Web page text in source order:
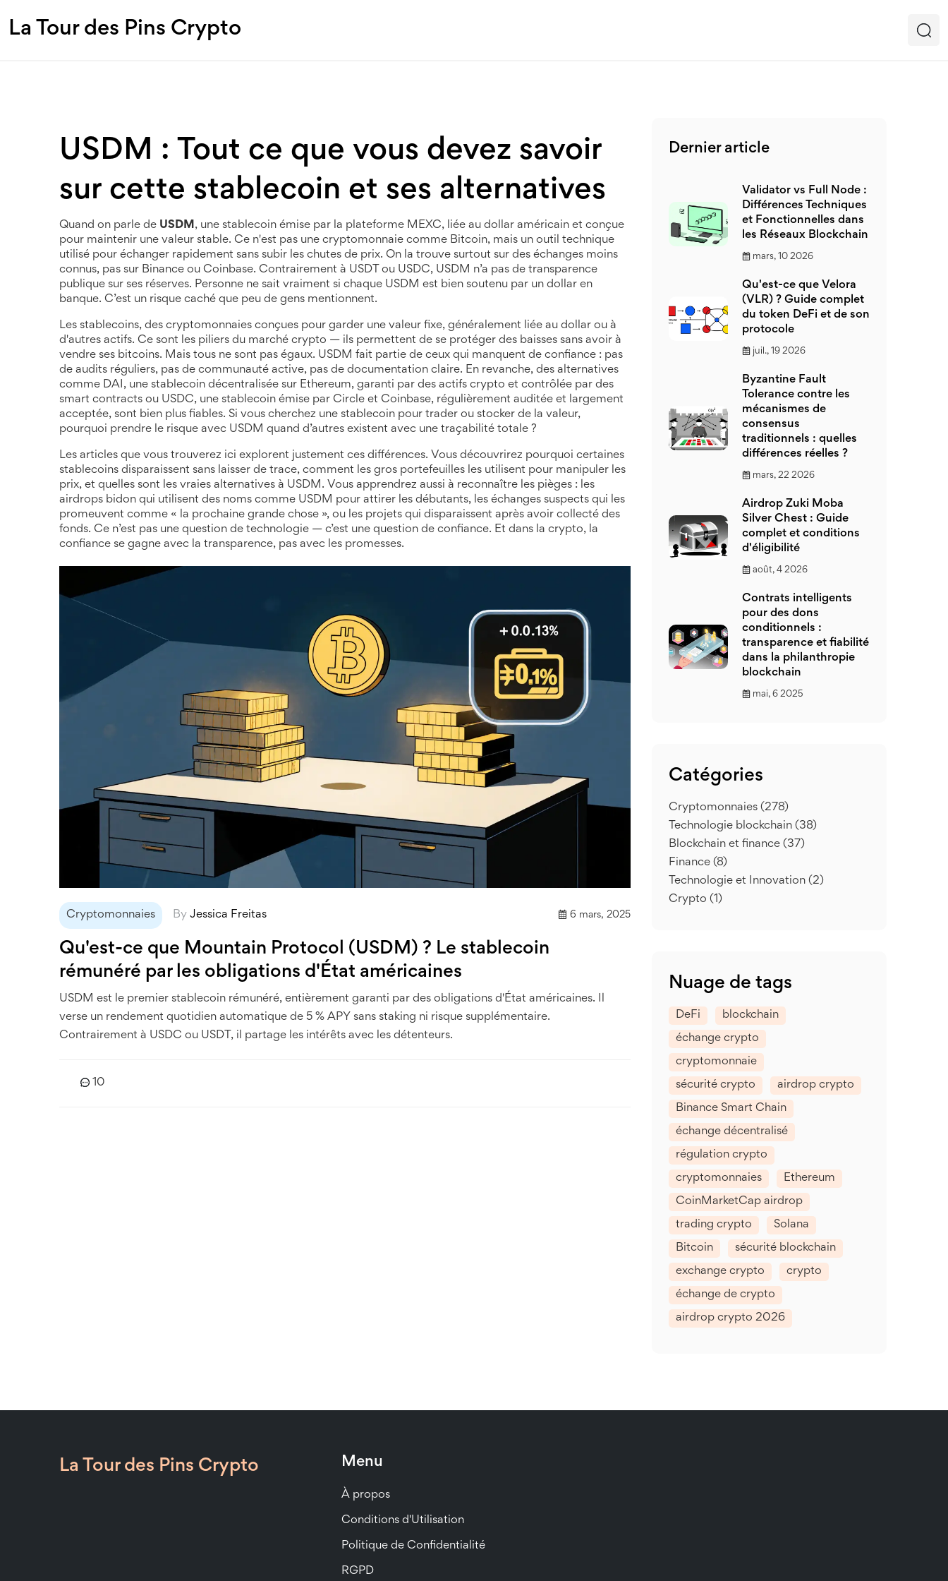
La Tour des Pins Crypto
USDM : Tout ce que vous devez savoir
sur cette stablecoin et ses alternatives
Quand on parle de USDM, une stablecoin émise par la plateforme MEXC, liée au dollar américain et conçue
pour maintenir une valeur stable. Ce n'est pas une cryptomonnaie comme Bitcoin, mais un outil technique
utilisé pour échanger rapidement sans subir les chutes de prix. On la trouve surtout sur des échanges moins
connus, pas sur Binance ou Coinbase. Contrairement à USDT ou USDC, USDM n’a pas de transparence
publique sur ses réserves. Personne ne sait vraiment si chaque USDM est bien soutenu par un dollar en
banque. C’est un risque caché que peu de gens mentionnent.
Les stablecoins, des cryptomonnaies conçues pour garder une valeur fixe, généralement liée au dollar ou à
d'autres actifs. Ce sont les piliers du marché crypto — ils permettent de se protéger des baisses sans avoir à
vendre ses bitcoins. Mais tous ne sont pas égaux. USDM fait partie de ceux qui manquent de confiance : pas
de audits réguliers, pas de communauté active, pas de documentation claire. En revanche, des alternatives
comme DAI , une stablecoin décentralisée sur Ethereum, garanti par des actifs crypto et contrôlée par des
smart contracts ou USDC, une stablecoin émise par Circle et Coinbase, régulièrement auditée et largement
acceptée, sont bien plus fiables. Si vous cherchez une stablecoin pour trader ou stocker de la valeur,
pourquoi prendre le risque avec USDM quand d’autres existent avec une traçabilité totale ?
Les articles que vous trouverez ici explorent justement ces différences. Vous découvrirez pourquoi certaines
stablecoins disparaissent sans laisser de trace, comment les gros portefeuilles les utilisent pour manipuler les
prix, et quelles sont les vraies alternatives à USDM. Vous apprendrez aussi à reconnaître les pièges : les
airdrops bidon qui utilisent des noms comme USDM pour attirer les débutants, les échanges suspects qui les
promeuvent comme « la prochaine grande chose », ou les projets qui disparaissent après avoir collecté des
fonds. Ce n’est pas une question de technologie — c’est une question de confiance. Et dans la crypto, la
confiance se gagne avec la transparence, pas avec les promesses.
Cryptomonnaies By Jessica Freitas 6 mars, 2025
Qu'est-ce que Mountain Protocol (USDM) ? Le stablecoin
rémunéré par les obligations d'État américaines
USDM est le premier stablecoin rémunéré, entièrement garanti par des obligations d'État américaines. Il
verse un rendement quotidien automatique de 5 % APY sans staking ni risque supplémentaire.
Contrairement à USDC ou USDT, il partage les intérêts avec les détenteurs.
10
Dernier article
Validator vs Full Node :
Différences Techniques
et Fonctionnelles dans
les Réseaux Blockchain
mars, 10 2026
Qu'est-ce que Velora
(VLR) ? Guide complet
du token DeFi et de son
protocole
juil., 19 2026
Byzantine Fault
Tolerance contre les
mécanismes de
consensus
traditionnels : quelles
différences réelles ?
mars, 22 2026
Airdrop Zuki Moba
Silver Chest : Guide
complet et conditions
d'éligibilité
août, 4 2026
Contrats intelligents
pour des dons
conditionnels :
transparence et fiabilité
dans la philanthropie
blockchain
mai, 6 2025
Catégories
Cryptomonnaies (278)
Technologie blockchain (38)
Blockchain et finance (37)
Finance (8)
Technologie et Innovation (2)
Crypto (1)
Nuage de tags
DeFi blockchain
échange crypto
cryptomonnaie
sécurité crypto airdrop crypto
Binance Smart Chain
échange décentralisé
régulation crypto
cryptomonnaies Ethereum
CoinMarketCap airdrop
trading crypto Solana
Bitcoin sécurité blockchain
exchange crypto crypto
échange de crypto
airdrop crypto 2026
La Tour des Pins Crypto Menu
À propos
Conditions d'Utilisation
Politique de Confidentialité
RGPD